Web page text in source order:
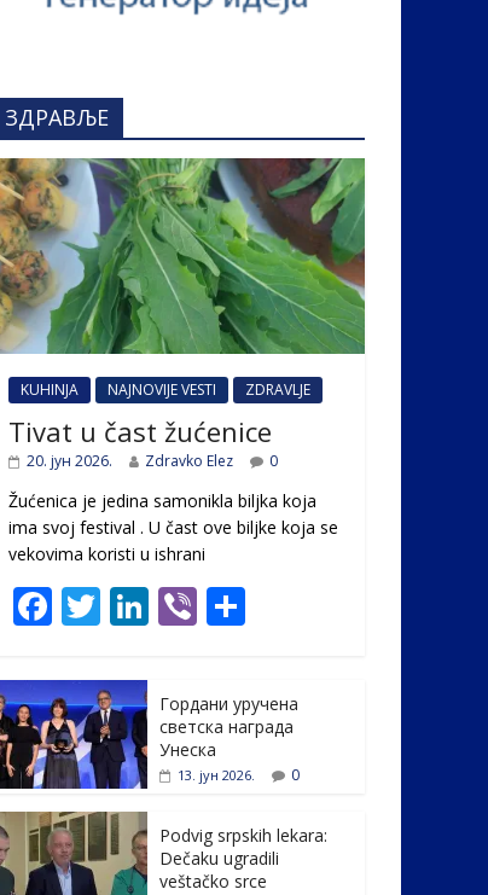
ЗДРАВЉЕ
KUHINJA NAJNOVIJE VESTI ZDRAVLJE
Tivat u čast žućenice
20. јун 2026. Zdravko Elez 0
Žućenica je jedina samonikla biljka koja
ima svoj festival . U čast ovе biljke koja se
vekovima koristi u ishrani
F
e
b
o
o
k
T
itt
er
Li
e
dI
n
Vi
e
Гордани уручена
светска награда
Унеска
13. јун 2026. 0
Podvig srpskih lekara:
Dečaku ugradili
veštačko srce